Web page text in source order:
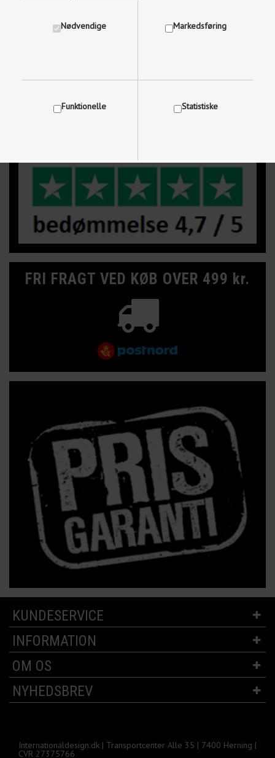
Nødvendige Markedsføring
Funktionelle Statistiske
Vis cookie detaljer
Mandag-Fredag kl. 09.00 - 17.30
Lørdage og søndage kl. 10.00 - 15.00
FRI FRAGT VED KØB OVER 499 kr.
KUNDESERVICE
INFORMATION
OM OS
NYHEDSBREV
Internationaldesign.dk | Transportcenter Alle 35 | 7400 Herning |
CVR 27375766